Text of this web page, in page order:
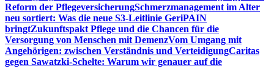
Reform der PflegeversicherungSchmerzmanagement im Alter
neu sortiert: Was die neue S3-Leitlinie GeriPAIN
bringtZukunftspakt Pflege und die Chancen für die
Versorgung von Menschen mit DemenzVom Umgang mit
Angehörigen: zwischen Verständnis und VerteidigungCaritas
gegen Sawatzki-Schelte: Warum wir genauer auf die